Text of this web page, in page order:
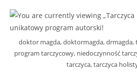
doktor magda, doktormagda, drmagda,
program tarczycowy, niedoczynność
tarczyca, tarczyca